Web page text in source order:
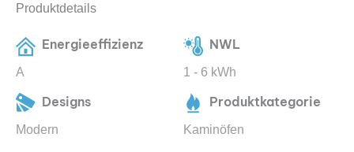
Produktdetails
Energieeffizienz
A
NWL
1 - 6 kWh
Designs
Modern
Produktkategorie
Kaminöfen